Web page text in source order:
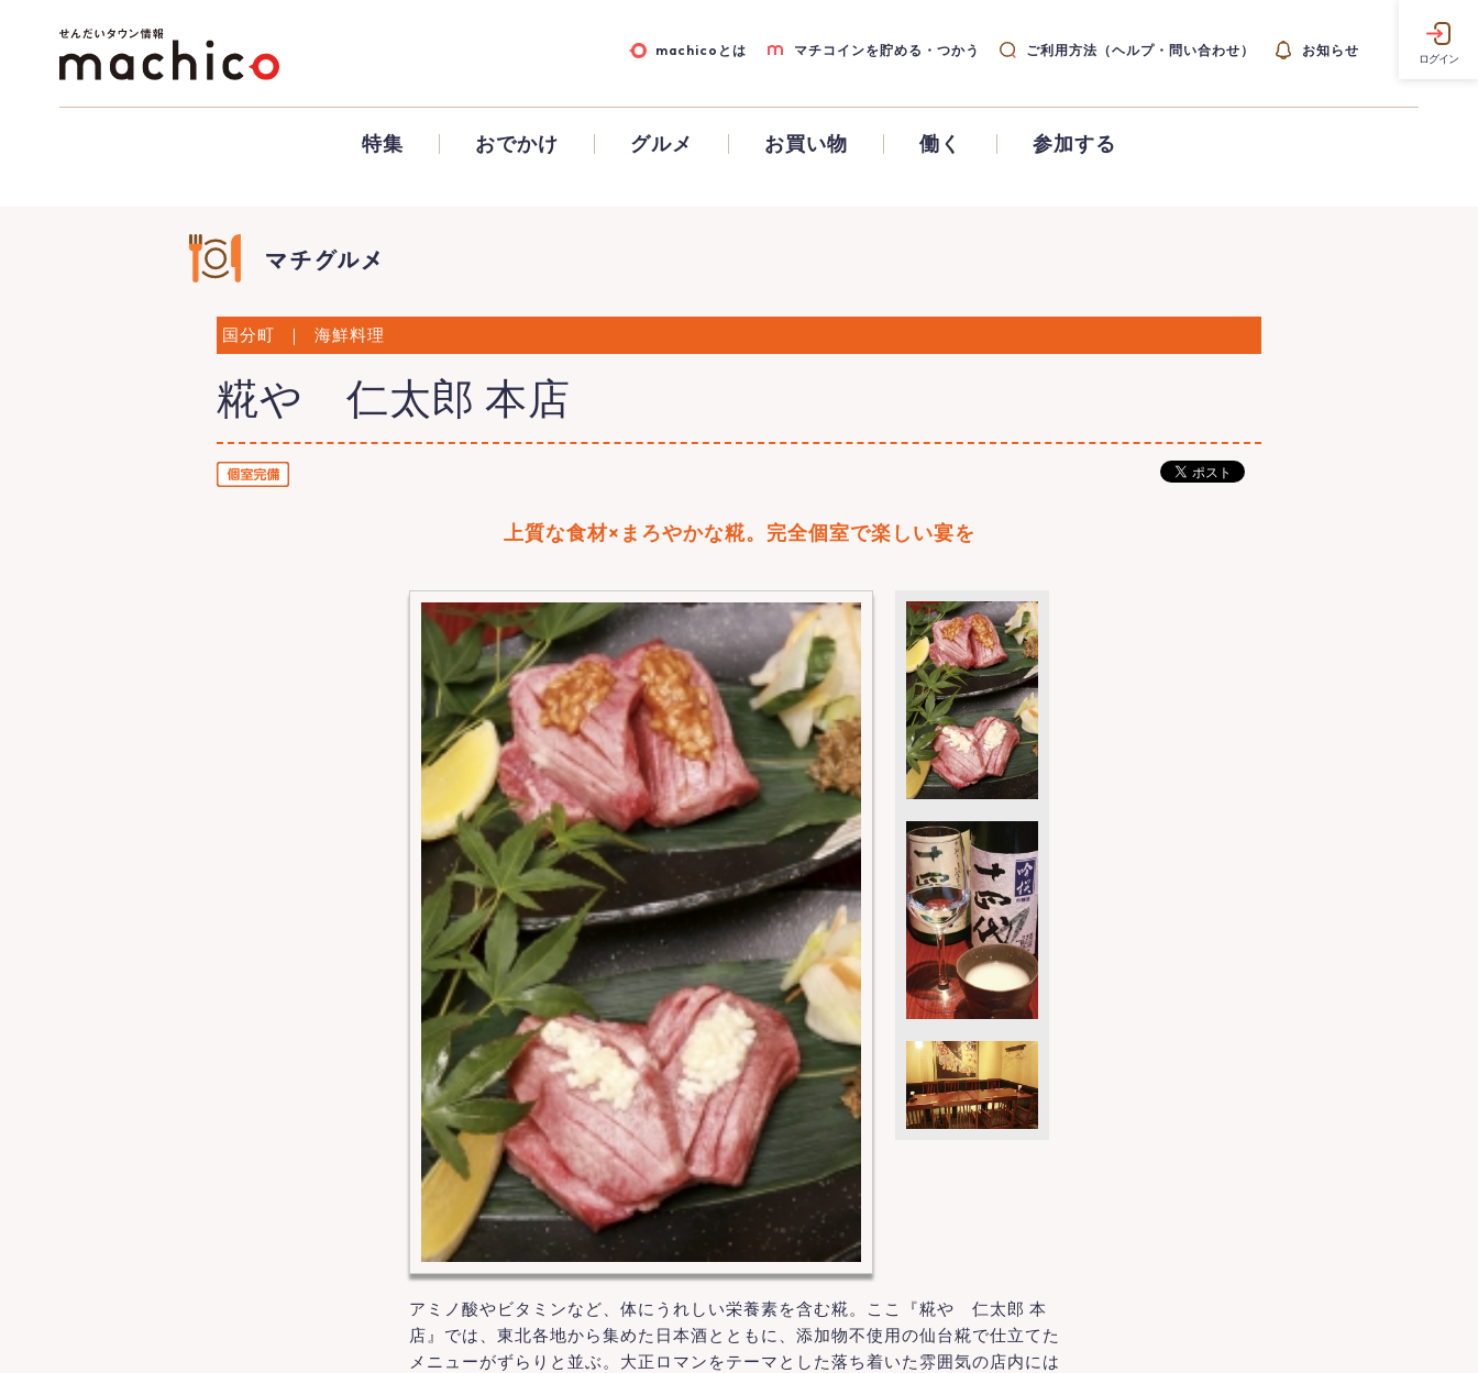
machicoとは マチコインを貯める・つかう ご利用方法（ヘルプ・問い合わせ） お知らせ
ログイン
特集 おでかけ グルメ お買い物 働く 参加する
国分町 ｜ 海鮮料理
糀や 仁太郎 本店
上質な食材×まろやかな糀。完全個室で楽しい宴を
アミノ酸やビタミンなど、体にうれしい栄養素を含む糀。ここ『糀や 仁太郎 本
店』では、東北各地から集めた日本酒とともに、添加物不使用の仙台糀で仕立てた
メニューがずらりと並ぶ。大正ロマンをテーマとした落ち着いた雰囲気の店内には